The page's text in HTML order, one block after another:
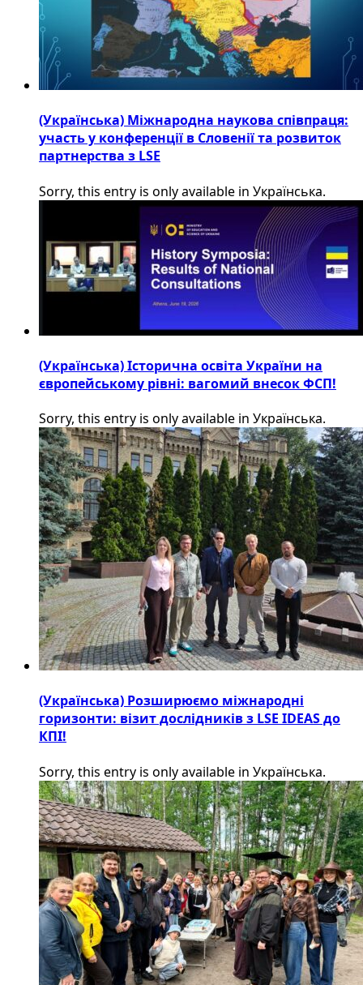
(Українська) Міжнародна наукова співпраця:
участь у конференції в Словенії та розвиток
партнерства з LSE
Sorry, this entry is only available in Українська.
(Українська) Історична освіта України на
європейському рівні: вагомий внесок ФСП!
Sorry, this entry is only available in Українська.
(Українська) Розширюємо міжнародні
горизонти: візит дослідників з LSE IDEAS до
КПІ!
Sorry, this entry is only available in Українська.